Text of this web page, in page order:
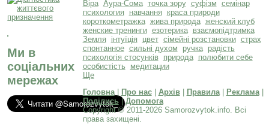
Ми в
соціальних
мережах
Віра Аура-Сома точка зору суфізм семінар
психология
навчання
краса природи
короткометражка жива природа женский клуб
женские тренинги езотерика
взаємопідтримка
Земля
інтуїція цвет сімейні розстановки страх
спонтанное сильні духом ручка
радість
психологія стосунків
природа
полюбити себе
особистість
медитации
Ще
Головна| Про нас| Архів| Правила| Реклама|
Поділись|Допомога
Copyright © 2011-2026 Samorozvytok.info. Всі
права захищені.